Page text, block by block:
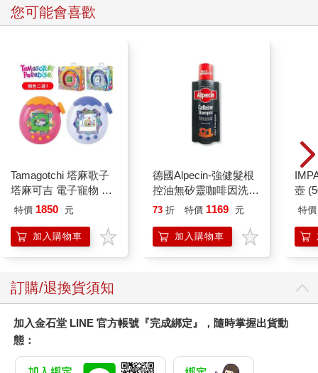
您可能會喜歡
Tamagotchi 塔麻歌子
塔麻可吉 電子寵物 樂
園系列（熱帶橙果／極
特價 1850 元
加入購物車
德國Alpecin-強健髮根
控油無矽靈咖啡因洗髮
凝露375ml/瓶-C1強健
調理頭皮洗髮液/0矽靈
滋潤洗頭髮水/一般髮
73 折 特價 1169 元
加入購物車
壺
特價
訂購/退換貨須知
加入金石堂 LINE 官方帳號『完成綁定』，隨時掌握出貨動
態：